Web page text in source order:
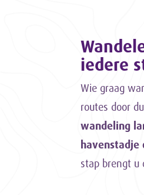
iedere
Wie graag
routes door
wandeling
havenstadje
stap brengt u